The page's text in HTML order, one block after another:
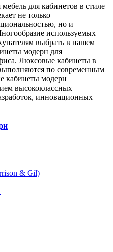
для кабинетов в стиле
не только
но и
используемых
выбрать в нашем
модерн для
Люксовые кабинеты в
по современным
кабинеты модерн
высококлассных
инновационных
& Gil)